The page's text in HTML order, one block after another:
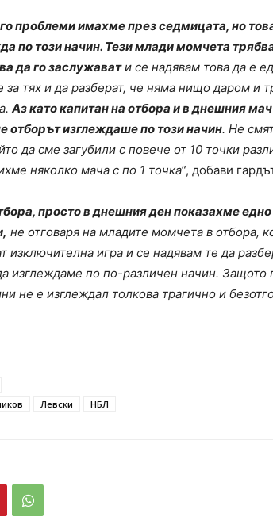
проблеми имахме през седмицата, но
по този начин. Тези млади момчета
да го заслужавати се надявам това да е
тях и да разберат, че няма нищо даром и
Аз като капитан на отбора и в днешния
отборът изглеждаше по този начин. Не
да сме загубили с повече от 10 точки
няколко мача с по 1 точкa“, добави
просто в днешния ден показахме едно
не отговаря на младите момчета в отбора,
изключителна игра и се надявам те да
изглеждаме по по-различен начин. Защото
не е изглеждал толкова трагично и
Левски НБЛ